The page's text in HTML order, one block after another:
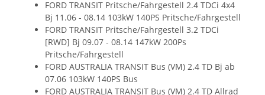
FORD TRANSIT Pritsche/Fahrgestell 2.4 TDCi 4x4
Bj 11.06 - 08.14 103kW 140PS Pritsche/Fahrgestell
FORD TRANSIT Pritsche/Fahrgestell 3.2 TDCi
[RWD] Bj 09.07 - 08.14 147kW 200Ps
Pritsche/Fahrgestell
FORD AUSTRALIA TRANSIT Bus (VM) 2.4 TD Bj ab
07.06 103kW 140PS Bus
FORD AUSTRALIA TRANSIT Bus (VM) 2.4 TD Allrad